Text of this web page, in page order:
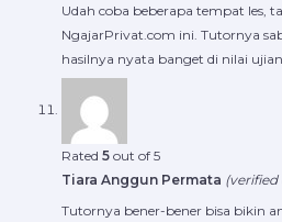
Udah coba beberapa tempat les,
NgajarPrivat.com ini. Tutornya
hasilnya nyata banget di nilai ujian.
Rated 5 out of 5
Tiara Anggun Permata
Tutornya bener-bener bisa bikin